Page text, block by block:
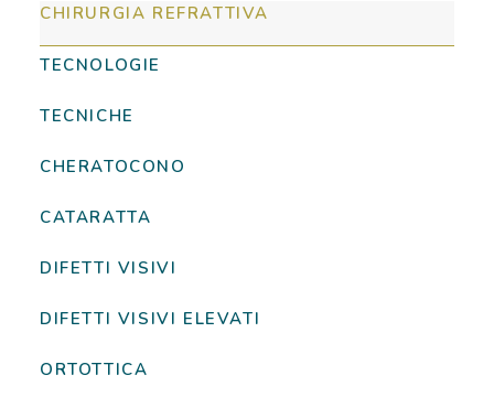
CHIRURGIA REFRATTIVA
TECNOLOGIE
TECNICHE
CHERATOCONO
CATARATTA
DIFETTI VISIVI
DIFETTI VISIVI ELEVATI
ORTOTTICA